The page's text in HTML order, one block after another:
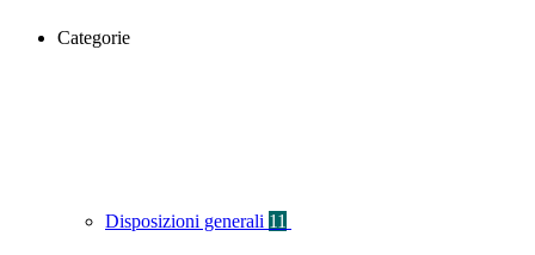
Categorie
Disposizioni generali 11